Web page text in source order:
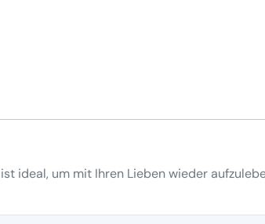
ideal, um mit Ihren Lieben wieder